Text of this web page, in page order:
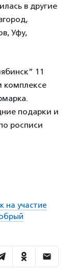
в другие
Уфу,
11
комплексе
подарки и
росписи
на участие